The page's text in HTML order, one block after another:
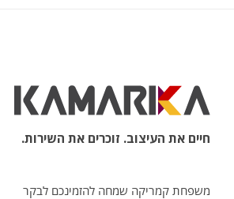
חיים את העיצוב. זוכרים את השירות.
משפחת קמריקה שמחה להזמינכם לבקר